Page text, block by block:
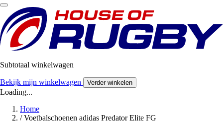
Subtotaal winkelwagen
Bekijk mijn winkelwagen Verder winkelen
Loading...
Home
/ Voetbalschoenen adidas Predator Elite FG